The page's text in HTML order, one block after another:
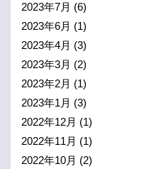
2023年7月 (6)
2023年6月 (1)
2023年4月 (3)
2023年3月 (2)
2023年2月 (1)
2023年1月 (3)
2022年12月 (1)
2022年11月 (1)
2022年10月 (2)